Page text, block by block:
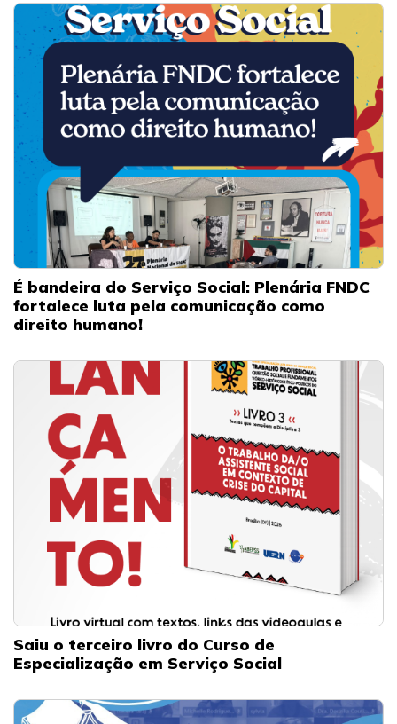
É bandeira do Serviço Social: Plenária FNDC
fortalece luta pela comunicação como
direito humano!
Saiu o terceiro livro do Curso de
Especialização em Serviço Social